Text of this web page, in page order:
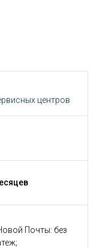
центров
Почты: без